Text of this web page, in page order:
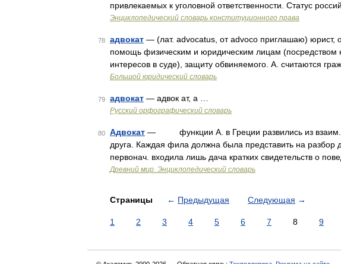
привлекаемых к уголовной ответственности. Статус
Энциклопедический словарь конституционного права
78 адвокат — (лат. advocatus, от advoco приглашаю)
помощь физическим и юридическим лицам (посредством
интересов в суде), защиту обвиняемого. А. считаются
Большой юридический словарь
79 адвокат — адвок ат, а …
Русский орфографический словарь
80 Адвокат — функции А. в Греции развились из взаим.
друга. Каждая фила должна была представить на разбор
первонач. входила лишь дача кратких свидетельств о
Древний мир. Энциклопедический словарь
Страницы ← Предыдущая Следующая →
1 2 3 4 5 6 7 8 9